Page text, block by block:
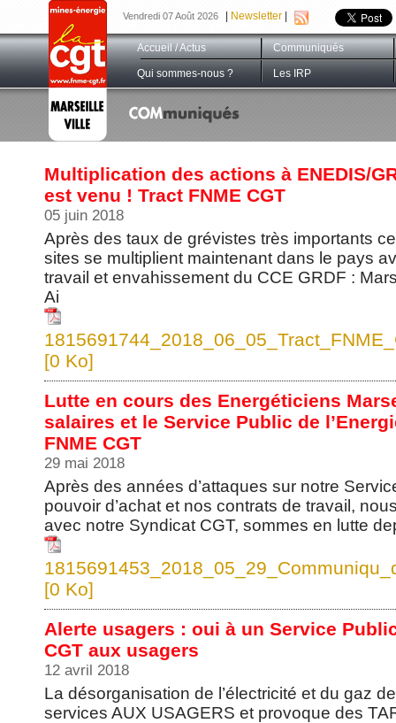
Vendredi 07 Août 2026 Newsletter
Accueil / Actus Communiqués
Qui sommes-nous ? Les IRP
Multiplication des actions à ENEDIS/
est venu ! Tract FNME CGT
05 juin 2018
Après des taux de grévistes très importants
sites se multiplient maintenant dans le pays
travail et envahissement du CCE GRDF :
Ai
[0 Ko]
Lutte en cours des Energéticiens
salaires et le Service Public de
FNME CGT
29 mai 2018
Après des années d’attaques sur notre
pouvoir d’achat et nos contrats de travail,
avec notre Syndicat CGT, sommes en lutte
[0 Ko]
Alerte usagers : oui à un Service
CGT aux usagers
12 avril 2018
La désorganisation de l’électricité et du gaz
services AUX USAGERS et provoque des